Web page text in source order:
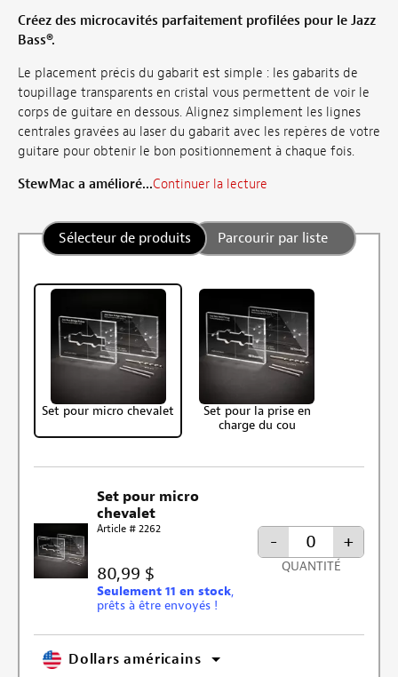
Créez des microcavités parfaitement profilées pour le Jazz
Bass®.
Le placement précis du gabarit est simple : les gabarits de
toupillage transparents en cristal vous permettent de voir le
corps de guitare en dessous. Alignez simplement les lignes
centrales gravées au laser du gabarit avec les repères de votre
guitare pour obtenir le bon positionnement à chaque fois.
StewMac a amélioré...Continuer la lecture
Sélecteur de produits Parcourir par liste
Set pour micro chevalet
Set pour la prise en
charge du cou
Set pour micro
chevalet
Article # 2262
80,99 $
Seulement 11 en stock,
prêts à être envoyés !
- +
QUANTITÉ
Dollars américains